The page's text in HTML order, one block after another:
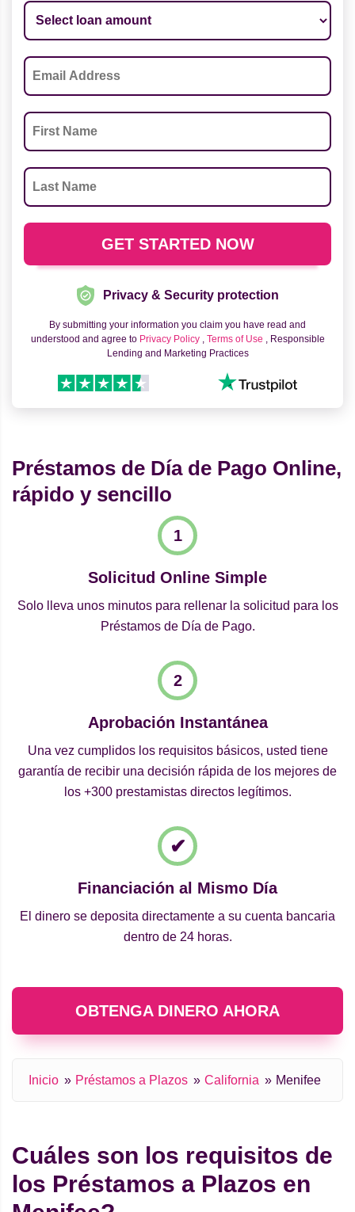
Privacy & Security protection
By submitting your information you claim you have read and
understood and agree to Privacy Policy , Terms of Use , Responsible
Lending and Marketing Practices
Préstamos de Día de Pago Online,
rápido y sencillo
Solicitud Online Simple
Solo lleva unos minutos para rellenar la solicitud para los
Préstamos de Día de Pago.
Aprobación Instantánea
Una vez cumplidos los requisitos básicos, usted tiene
garantía de recibir una decisión rápida de los mejores de
los +300 prestamistas directos legítimos.
Financiación al Mismo Día
El dinero se deposita directamente a su cuenta bancaria
dentro de 24 horas.
OBTENGA DINERO AHORA
Inicio Préstamos a Plazos California Menifee
Cuáles son los requisitos de
los Préstamos a Plazos en